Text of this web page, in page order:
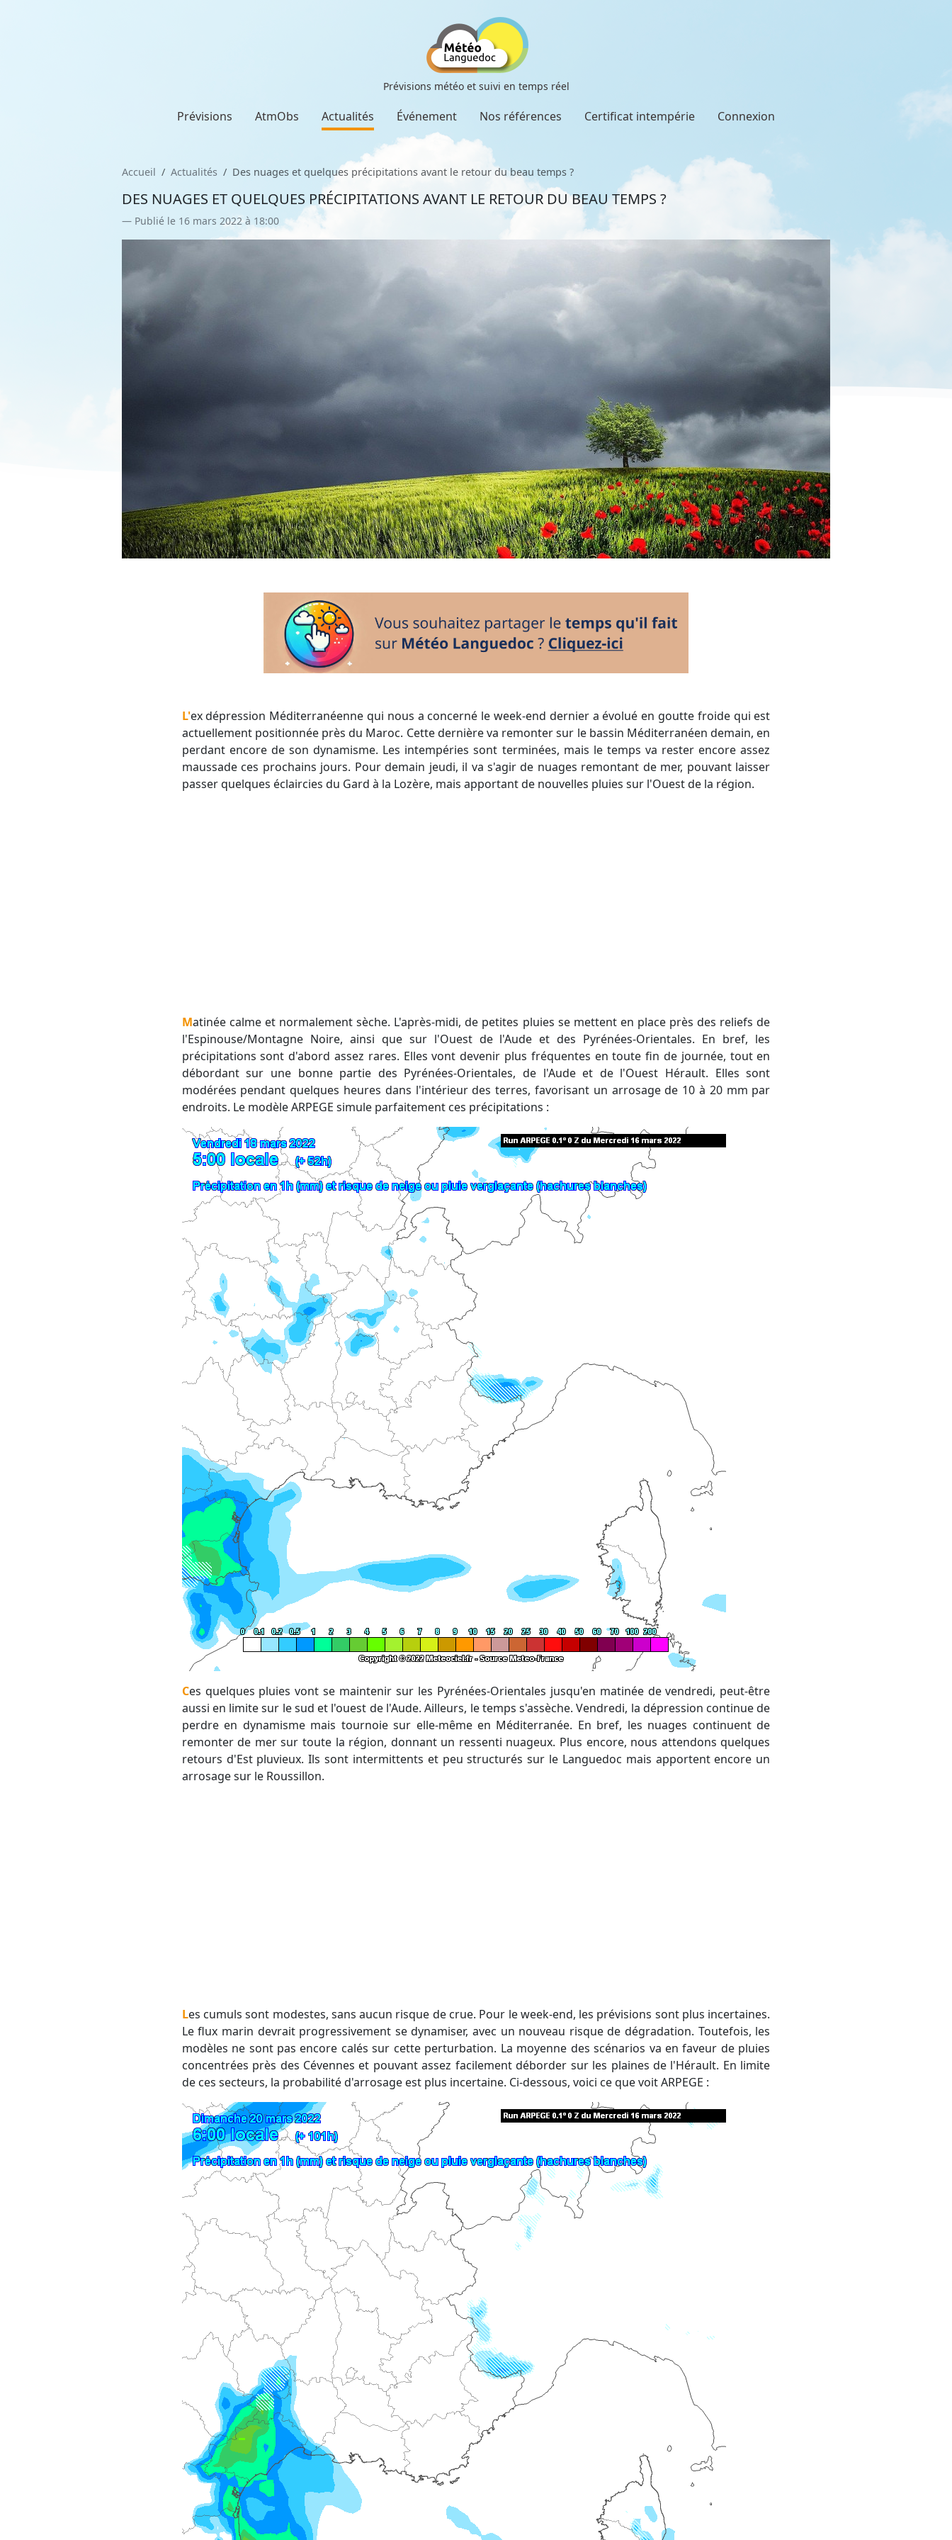
Prévisions météo et suivi en temps réel
Prévisions AtmObs Actualités Événement Nos références Certificat intempérie Connexion
Accueil Actualités Des nuages et quelques précipitations avant le retour du beau temps ?
DES NUAGES ET QUELQUES PRÉCIPITATIONS AVANT LE RETOUR DU BEAU TEMPS ?
Publié le 16 mars 2022 à 18:00
L'ex dépression Méditerranéenne qui nous a concerné le week-end dernier a évolué en goutte froide qui est
actuellement positionnée près du Maroc. Cette dernière va remonter sur le bassin Méditerranéen demain, en
perdant encore de son dynamisme. Les intempéries sont terminées, mais le temps va rester encore assez
maussade ces prochains jours. Pour demain jeudi, il va s'agir de nuages remontant de mer, pouvant laisser
passer quelques éclaircies du Gard à la Lozère, mais apportant de nouvelles pluies sur l'Ouest de la région.
Matinée calme et normalement sèche. L'après-midi, de petites pluies se mettent en place près des reliefs de
l'Espinouse/Montagne Noire, ainsi que sur l'Ouest de l'Aude et des Pyrénées-Orientales. En bref, les
précipitations sont d'abord assez rares. Elles vont devenir plus fréquentes en toute fin de journée, tout en
débordant sur une bonne partie des Pyrénées-Orientales, de l'Aude et de l'Ouest Hérault. Elles sont
modérées pendant quelques heures dans l'intérieur des terres, favorisant un arrosage de 10 à 20 mm par
endroits. Le modèle ARPEGE simule parfaitement ces précipitations :
Ces quelques pluies vont se maintenir sur les Pyrénées-Orientales jusqu'en matinée de vendredi, peut-être
aussi en limite sur le sud et l'ouest de l'Aude. Ailleurs, le temps s'assèche. Vendredi, la dépression continue de
perdre en dynamisme mais tournoie sur elle-même en Méditerranée. En bref, les nuages continuent de
remonter de mer sur toute la région, donnant un ressenti nuageux. Plus encore, nous attendons quelques
retours d'Est pluvieux. Ils sont intermittents et peu structurés sur le Languedoc mais apportent encore un
arrosage sur le Roussillon.
Les cumuls sont modestes, sans aucun risque de crue. Pour le week-end, les prévisions sont plus incertaines.
Le flux marin devrait progressivement se dynamiser, avec un nouveau risque de dégradation. Toutefois, les
modèles ne sont pas encore calés sur cette perturbation. La moyenne des scénarios va en faveur de pluies
concentrées près des Cévennes et pouvant assez facilement déborder sur les plaines de l'Hérault. En limite
de ces secteurs, la probabilité d'arrosage est plus incertaine. Ci-dessous, voici ce que voit ARPEGE :